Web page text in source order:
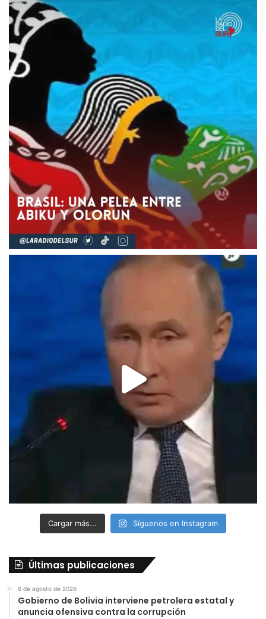
Cargar más... Síguenos en Instagram
Últimas publicaciones
6 de agosto de 2026
Gobierno de Bolivia interviene petrolera estatal y
anuncia ofensiva contra la corrupción